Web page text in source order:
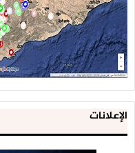
– الهدنة قابلة للتمديد
الإعلانات